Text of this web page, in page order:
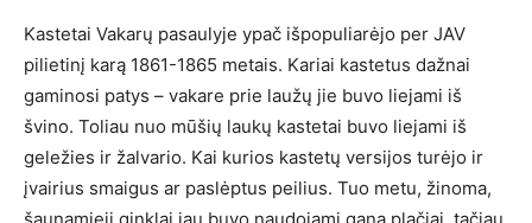
Kastetai Vakarų pasaulyje ypač išpopuliarėjo per JAV
pilietinį karą 1861-1865 metais. Kariai kastetus dažnai
gaminosi patys – vakare prie laužų jie buvo liejami iš
švino. Toliau nuo mūšių laukų kastetai buvo liejami iš
geležies ir žalvario. Kai kurios kastetų versijos turėjo ir
įvairius smaigus ar paslėptus peilius. Tuo metu, žinoma,